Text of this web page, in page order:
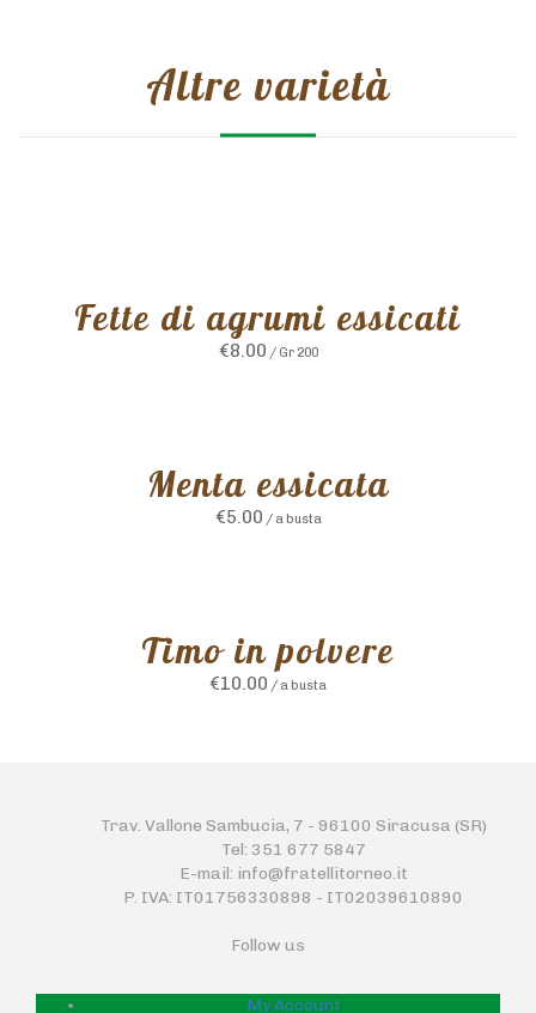
Altre varietà
Fette di agrumi essicati
€8.00 / Gr 200
Menta essicata
€5.00 / a busta
Timo in polvere
€10.00 / a busta
Trav. Vallone Sambucia, 7 - 96100 Siracusa (SR)
Tel: 351 677 5847
E-mail: info@fratellitorneo.it
P. IVA: IT01756330898 - IT02039610890
Follow us
My Account